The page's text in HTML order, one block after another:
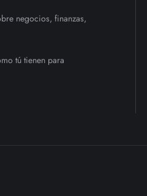
negocios, finanzas,
tú tienen para